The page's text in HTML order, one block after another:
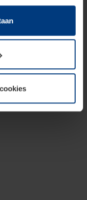
op uw
Voor alle andere
Uw
de uitleg van de